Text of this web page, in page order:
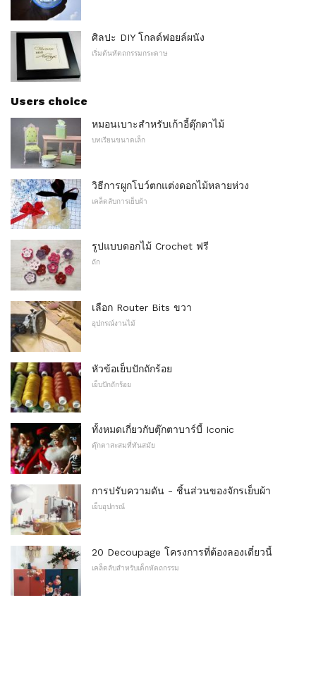
ศิลปะ DIY โกลด์ฟอยล์ผนัง
เริ่มต้นหัตถกรรมกระดาษ
Users choice
หมอนเบาะสำหรับเก้าอี้ตุ๊กตาไม้
บทเรียนขนาดเล็ก
วิธีการผูกโบว์ตกแต่งดอกไม้หลายห่วง
เคล็ดลับการเย็บผ้า
รูปแบบดอกไม้ Crochet ฟรี
ถัก
เลือก Router Bits ขวา
อุปกรณ์งานไม้
หัวข้อเย็บปักถักร้อย
เย็บปักถักร้อย
ทั้งหมดเกี่ยวกับตุ๊กตาบาร์บี้ Iconic
ตุ๊กตาสะสมที่ทันสมัย
การปรับความดัน - ชิ้นส่วนของจักรเย็บผ้า
เย็บอุปกรณ์
20 Decoupage โครงการที่ต้องลองเดี๋ยวนี้
เคล็ดลับสำหรับเด็กหัตถกรรม